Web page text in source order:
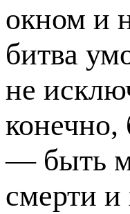
окном и
битва
не
конечно,
— быть
смерти